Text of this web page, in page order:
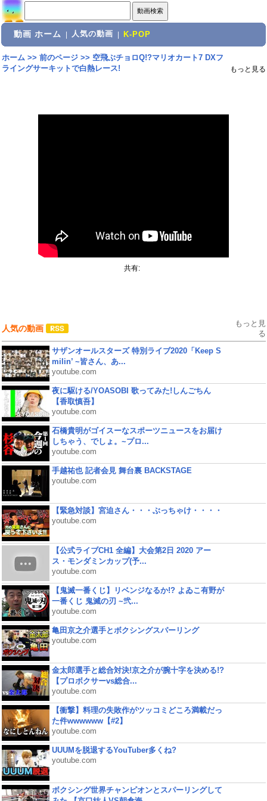
動画 ホーム 人気の動画 K-POP
ホーム>> 前のページ>> 空飛ぶチョロQ!?マリオカート7 DXフ
ライングサーキットで白熱レース!
もっと見る
共有:
人気の動画
もっと見
る
サザンオールスターズ 特別ライブ2020「Keep S
milin’ ~皆さん、あ...
youtube.com
夜に駆ける/YOASOBI 歌ってみた!しんごちん
【香取慎吾】
youtube.com
石橋貴明がゴイスーなスポーツニュースをお届け
しちゃう、でしょ。~プロ...
youtube.com
手越祐也 記者会見 舞台裏 BACKSTAGE
youtube.com
【緊急対談】宮迫さん・・・ぶっちゃけ・・・・
youtube.com
【公式ライブCH1 全編】大会第2日 2020 アー
ス・モンダミンカップ(予...
youtube.com
【鬼滅一番くじ】リベンジなるか!? よゐこ有野が
一番くじ 鬼滅の刃 ~弐...
youtube.com
亀田京之介選手とボクシングスパーリング
youtube.com
金太郎選手と総合対決!京之介が腕十字を決める!?
【プロボクサーvs総合...
youtube.com
【衝撃】料理の失敗作がツッコミどころ満載だっ
た件wwwwww【#2】
youtube.com
UUUMを脱退するYouTuber多くね?
youtube.com
ボクシング世界チャンピオンとスパーリングして